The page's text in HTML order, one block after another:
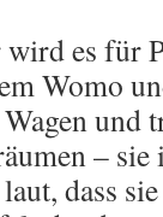
es für
Womo
und
–
dass